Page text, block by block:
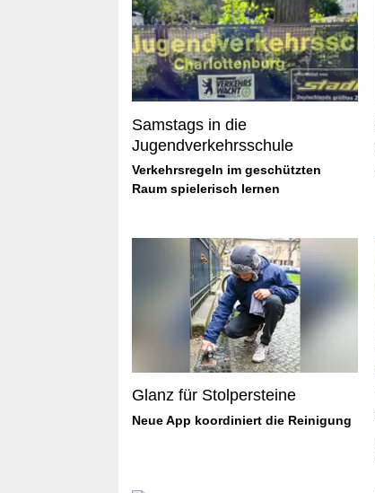
Samstags in die
Jugendverkehrsschule
Verkehrsregeln im geschützten
Raum spielerisch lernen
Glanz für Stolpersteine
Neue App koordiniert die Reinigung